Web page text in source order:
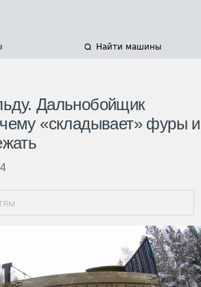
Найти машины
Дальнобойщик
«складывает» фуры и